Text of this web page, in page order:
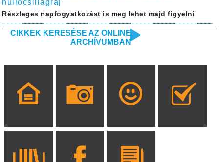
hullócsillagraj
Részleges napfogyatkozást is meg lehet majd figyelni
CIKKEK KERESÉSE AZ ONLINE
ARCHÍVUMBAN